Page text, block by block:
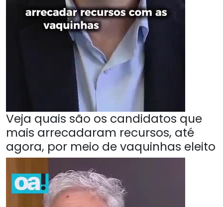
Veja quais são os candidatos que
mais arrecadaram recursos, até
agora, por meio de vaquinhas eleito